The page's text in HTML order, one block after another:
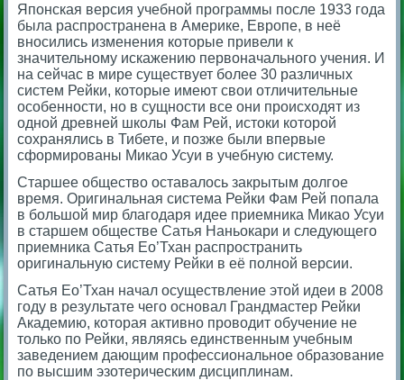
Японская версия учебной программы после 1933 года
была распространена в Америке, Европе, в неё
вносились изменения которые привели к
значительному искажению первоначального учения. И
на сейчас в мире существует более 30 различных
систем Рейки, которые имеют свои отличительные
особенности, но в сущности все они происходят из
одной древней школы Фам Рей, истоки которой
сохранялись в Тибете, и позже были впервые
сформированы Микао Усуи в учебную систему.
Старшее общество оставалось закрытым долгое
время. Оригинальная система Рейки Фам Рей попала
в большой мир благодаря идее приемника Микао Усуи
в старшем обществе Сатья Наньокари и следующего
приемника Сатья Ео’Тхан распространить
оригинальную систему Рейки в её полной версии.
Сатья Ео’Тхан начал осуществление этой идеи в 2008
году в результате чего основал Грандмастер Рейки
Академию, которая активно проводит обучение не
только по Рейки, являясь единственным учебным
заведением дающим профессиональное образование
по высшим эзотерическим дисциплинам.